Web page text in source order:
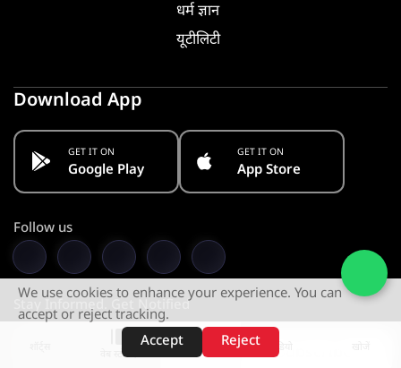
वेब स्टोरीज़
धर्म ज्ञान
यूटीलिटी
Download App
GET IT ON
Google Play
GET IT ON
App Store
Follow us
Stay Informed. Get Notified
Subscribe
We use cookies to enhance your experience. You can
accept or reject tracking.
Accept
Reject